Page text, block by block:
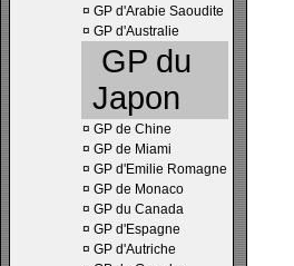
¤ GP d'Arabie Saoudite
¤ GP d'Australie
GP du
Japon
¤ GP de Chine
¤ GP de Miami
¤ GP d'Emilie Romagne
¤ GP de Monaco
¤ GP du Canada
¤ GP d'Espagne
¤ GP d'Autriche